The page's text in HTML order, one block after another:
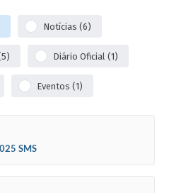
Notícias (6)
Diário Oficial (1)
Eventos (1)
SMS